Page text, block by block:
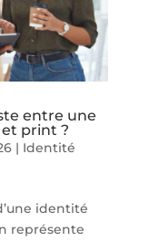
entre une
print ?
| Identité
identité
représente